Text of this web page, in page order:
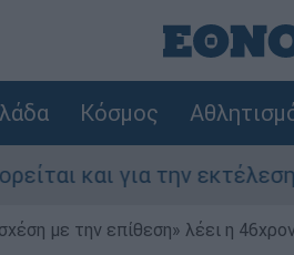
Κόσμος
την εκτέλεση Ζαμπούνη
με την επίθεση» λέει η